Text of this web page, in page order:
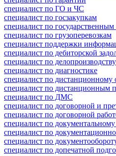
специалист по ГО и ЧС
специалист по госзакупкам
специалист по государственным
специалист по грузоперевозкам
специалист поддержки
специалист по дебиторской
специалист по делопроизводству
специалист по диагностике
специалист по дистанционному
специалист по дистанционным
специалист по ДМС
специалист по договорной и
специалист по договорной
специалист по
специалист по
специалист по
специалист по допечатной